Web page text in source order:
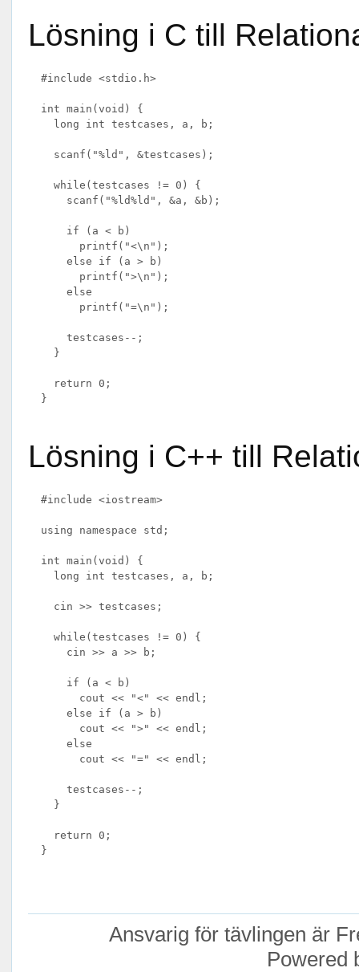
Lösning i C till
  #include <stdio.h>
  int main(void) {
    long int testcases, a, b;
    scanf("%ld", &testcases);
    while(testcases != 0) {
      scanf("%ld%ld", &a, &b);
      if (a < b)
        printf("<\n");
      else if (a > b)
        printf(">\n");
      else
        printf("=\n");
      testcases--;
    }
    return 0;
  }
Lösning i C++ till
  #include <iostream>
  using namespace std;
  int main(void) {
    long int testcases, a, b;
    cin >> testcases;
    while(testcases != 0) {
      cin >> a >> b;
      if (a < b)
        cout << "<" << endl;
      else if (a > b)
        cout << ">" << endl;
      else
        cout << "=" << endl;
      testcases--;
    }
    return 0;
  }
Ansvarig för tävlingen är
Powered